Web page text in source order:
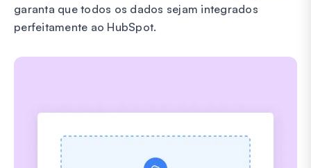
garanta que todos os dados sejam integrados
perfeitamente ao HubSpot.